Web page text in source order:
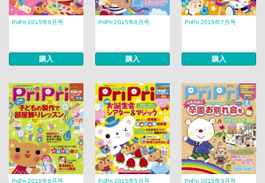
PriPri 2015年9月号
購入
PriPri 2015年8月号
購入
PriPri 2015年7月号
購入
PriPri 2015年6月号 PriPri 2015年5月号 PriPri 2015年3月号